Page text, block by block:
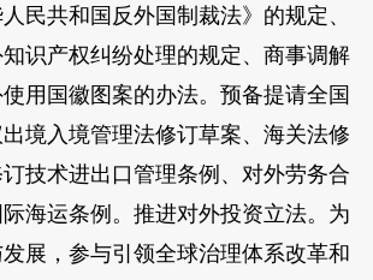
民共和国反外国制裁法》的规定、
识产权纠纷处理的规定、商事调解
用国徽图案的办法。预备提请全国
境入境管理法修订草案、海关法修
技术进出口管理条例、对外劳务合
海运条例。推进对外投资立法。为
展，参与引领全球治理体系改革和